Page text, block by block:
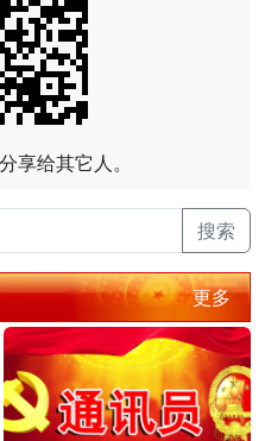
享给其它人。
搜索
更多